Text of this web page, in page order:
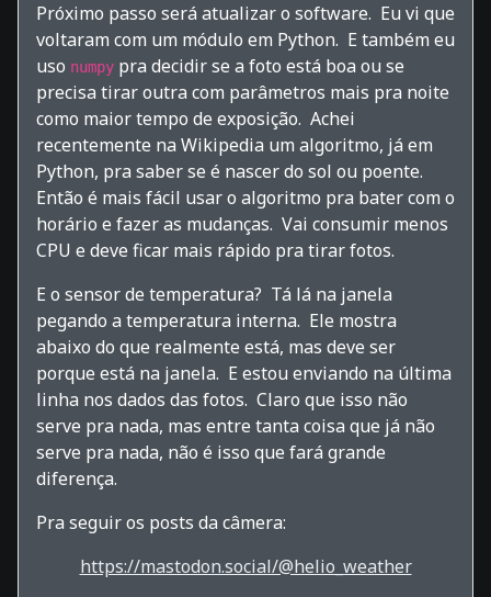
Próximo passo será atualizar o software. Eu vi que
voltaram com um módulo em Python. E também eu
uso numpy pra decidir se a foto está boa ou se
precisa tirar outra com parâmetros mais pra noite
como maior tempo de exposição. Achei
recentemente na Wikipedia um algoritmo, já em
Python, pra saber se é nascer do sol ou poente.
Então é mais fácil usar o algoritmo pra bater com o
horário e fazer as mudanças. Vai consumir menos
CPU e deve ficar mais rápido pra tirar fotos.
E o sensor de temperatura? Tá lá na janela
pegando a temperatura interna. Ele mostra
abaixo do que realmente está, mas deve ser
porque está na janela. E estou enviando na última
linha nos dados das fotos. Claro que isso não
serve pra nada, mas entre tanta coisa que já não
serve pra nada, não é isso que fará grande
diferença.
Pra seguir os posts da câmera:
https://mastodon.social/@helio_weather